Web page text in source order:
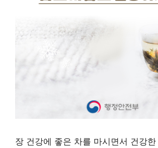
장 건강에 좋은 차를 마시면서 건강